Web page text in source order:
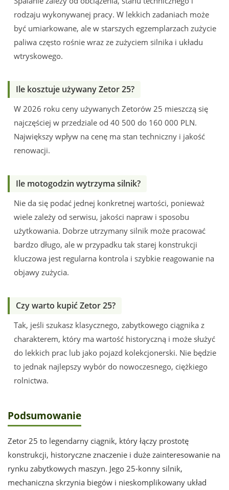
rodzaju wykonywanej pracy. W lekkich zadaniach może
być umiarkowane, ale w starszych egzemplarzach zużycie
paliwa często rośnie wraz ze zużyciem silnika i układu
wtryskowego.
Ile kosztuje używany Zetor 25?
W 2026 roku ceny używanych Zetorów 25 mieszczą się
najczęściej w przedziale od 40 500 do 160 000 PLN.
Największy wpływ na cenę ma stan techniczny i jakość
renowacji.
Ile motogodzin wytrzyma silnik?
Nie da się podać jednej konkretnej wartości, ponieważ
wiele zależy od serwisu, jakości napraw i sposobu
użytkowania. Dobrze utrzymany silnik może pracować
bardzo długo, ale w przypadku tak starej konstrukcji
kluczowa jest regularna kontrola i szybkie reagowanie na
objawy zużycia.
Czy warto kupić Zetor 25?
Tak, jeśli szukasz klasycznego, zabytkowego ciągnika z
charakterem, który ma wartość historyczną i może służyć
do lekkich prac lub jako pojazd kolekcjonerski. Nie będzie
to jednak najlepszy wybór do nowoczesnego, ciężkiego
rolnictwa.
Podsumowanie
Zetor 25 to legendarny ciągnik, który łączy prostotę
konstrukcji, historyczne znaczenie i duże zainteresowanie na
rynku zabytkowych maszyn. Jego 25-konny silnik,
mechaniczna skrzynia biegów i nieskomplikowany układ